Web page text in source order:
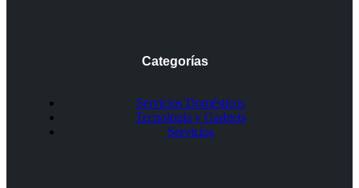
Categorías
Servicios Domésticos
Tecnología y Gadgets
Servicios